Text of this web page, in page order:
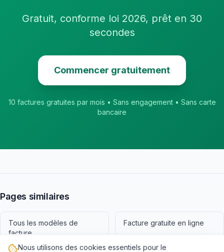
Gratuit, conforme loi 2026, prêt en 30
secondes
Commencer gratuitement
10 factures gratuites par mois • Sans engagement • Sans carte
bancaire
Pages similaires
Tous les modèles de
facture
Facture gratuite en ligne
Nous utilisons des cookies essentiels pour le